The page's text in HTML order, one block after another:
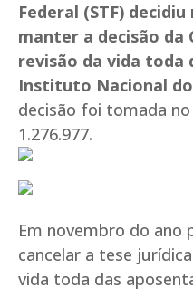
Federal (STF)
manter a decisão
revisão da vida toda
Instituto Nacional do
decisão foi tomada
1.276.977.
Em novembro do ano
cancelar a tese
vida toda das